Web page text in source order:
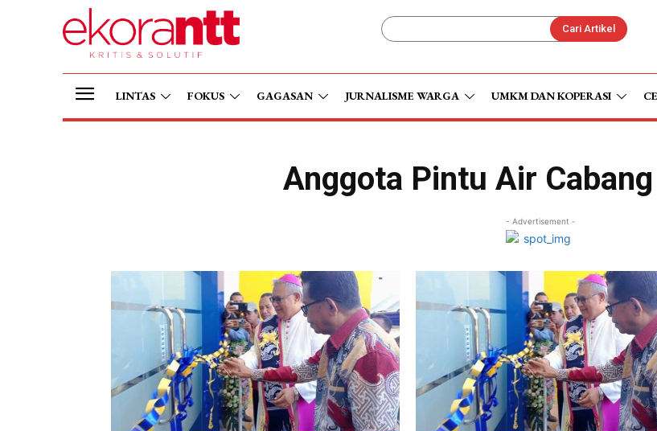
Cari Artikel
LINTAS FOKUS GAGASAN JURNALISME WARGA UMKM DAN KOPERASI
Anggota Pintu Air
- Advertisement -